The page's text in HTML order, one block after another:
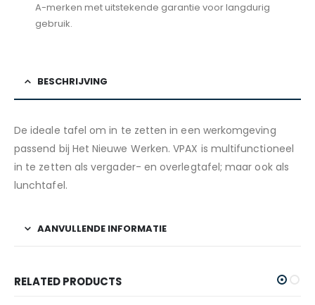
A-merken met uitstekende garantie voor langdurig
gebruik.
BESCHRIJVING
De ideale tafel om in te zetten in een werkomgeving
passend bij Het Nieuwe Werken. VPAX is multifunctioneel
in te zetten als vergader- en overlegtafel; maar ook als
lunchtafel.
AANVULLENDE INFORMATIE
RELATED PRODUCTS